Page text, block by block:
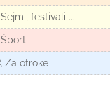
Sejmi, festivali ...
Šport
Za otroke